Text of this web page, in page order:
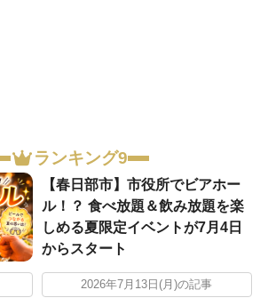
ランキング9
【春日部市】市役所でビアホー
ル！？ 食べ放題＆飲み放題を楽
しめる夏限定イベントが7月4日
からスタート
2026年7月13日(月)の記事